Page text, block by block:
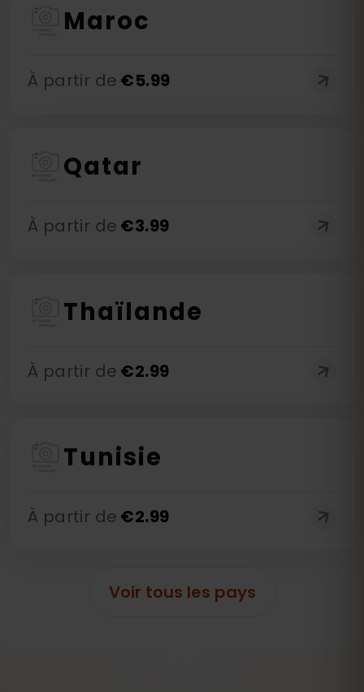
Maroc
À partir de €5.99
Qatar
À partir de €3.99
Thaïlande
À partir de €2.99
Tunisie
À partir de €2.99
Voir tous les pays